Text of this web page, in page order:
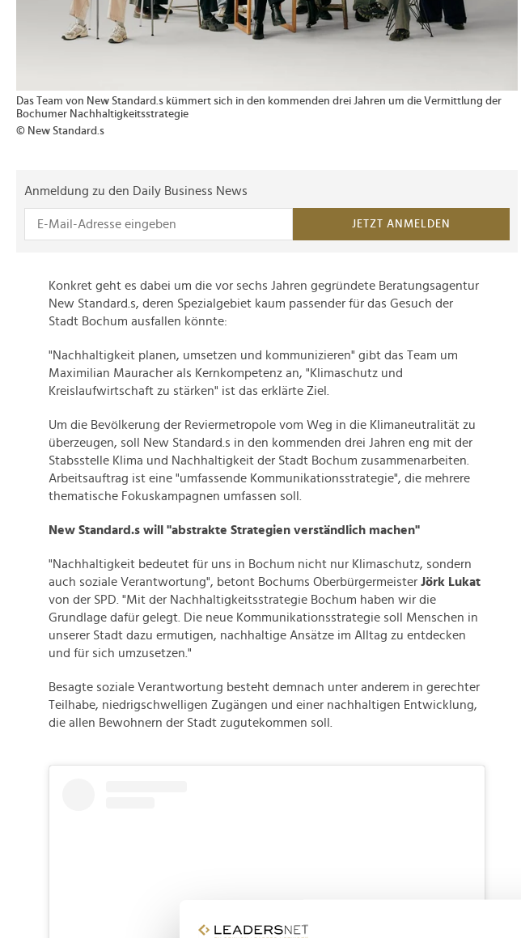
Das Team von New Standard.s kümmert sich in den kommenden drei Jahren um die Vermittlung der
Bochumer Nachhaltigkeitsstrategie
© New Standard.s
Anmeldung zu den Daily Business News
JETZT ANMELDEN
Konkret geht es dabei um die vor sechs Jahren gegründete Beratungsagentur
New Standard.s, deren Spezialgebiet kaum passender für das Gesuch der
Stadt Bochum ausfallen könnte:
"Nachhaltigkeit planen, umsetzen und kommunizieren" gibt das Team um
Maximilian Mauracher als Kernkompetenz an, "Klimaschutz und
Kreislaufwirtschaft zu stärken" ist das erklärte Ziel.
Um die Bevölkerung der Reviermetropole vom Weg in die Klimaneutralität zu
überzeugen, soll New Standard.s in den kommenden drei Jahren eng mit der
Stabsstelle Klima und Nachhaltigkeit der Stadt Bochum zusammenarbeiten.
Arbeitsauftrag ist eine "umfassende Kommunikationsstrategie", die mehrere
thematische Fokuskampagnen umfassen soll.
New Standard.s will "abstrakte Strategien verständlich machen"
"Nachhaltigkeit bedeutet für uns in Bochum nicht nur Klimaschutz, sondern
auch soziale Verantwortung", betont Bochums Oberbürgermeister Jörk Lukat
von der SPD. "Mit der Nachhaltigkeitsstrategie Bochum haben wir die
Grundlage dafür gelegt. Die neue Kommunikationsstrategie soll Menschen in
unserer Stadt dazu ermutigen, nachhaltige Ansätze im Alltag zu entdecken
und für sich umzusetzen."
Besagte soziale Verantwortung besteht demnach unter anderem in gerechter
Teilhabe, niedrigschwelligen Zugängen und einer nachhaltigen Entwicklung,
die allen Bewohnern der Stadt zugutekommen soll.